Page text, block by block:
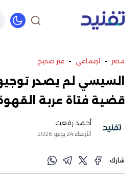
مصر - اجتماعي - غير صحيح
السيسي لم يصدر
قضية فتاة عربة
أحمد رفعت
الأربعاء 24 يونيو 2026
شارك: